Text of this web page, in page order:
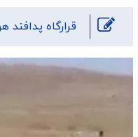
قرارگاه پدافند هوایی